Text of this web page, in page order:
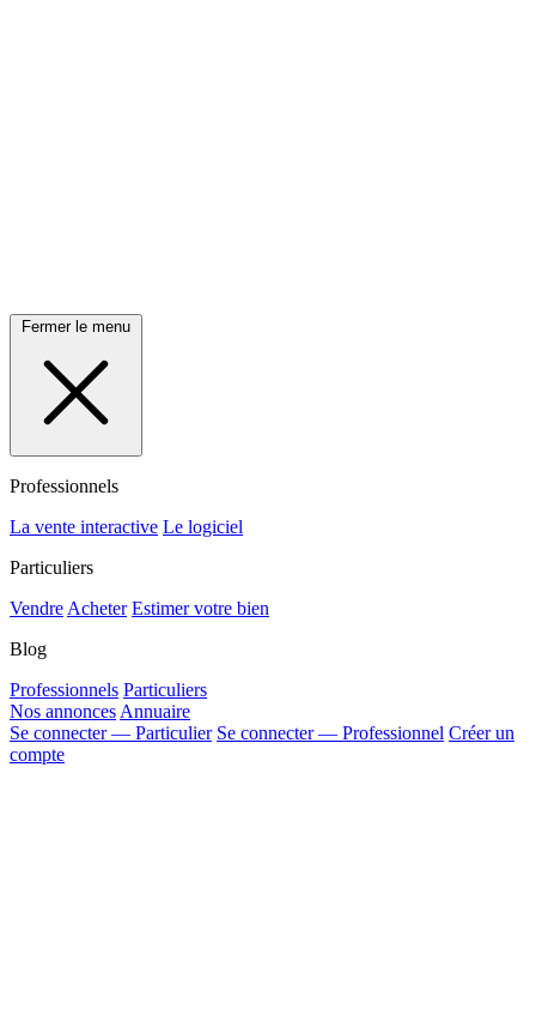
Fermer le menu
Professionnels
La vente interactive Le logiciel
Particuliers
Vendre Acheter Estimer votre bien
Blog
Professionnels Particuliers
Nos annonces Annuaire
Se connecter — Particulier Se connecter — Professionnel Créer un
compte